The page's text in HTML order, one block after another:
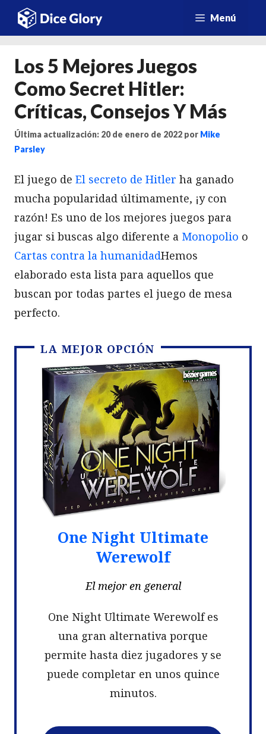
Saltar
Menú
Los 5 Mejores Juegos
Como Secret Hitler:
Críticas, Consejos Y Más
Última actualización: 20 de enero de 2022 por Mike
Parsley
El juego de El secreto de Hitler ha ganado
mucha popularidad últimamente, ¡y con
razón! Es uno de los mejores juegos para
jugar si buscas algo diferente a Monopolio o
Cartas contra la humanidadHemos
elaborado esta lista para aquellos que
buscan por todas partes el juego de mesa
perfecto.
LA MEJOR OPCIÓN
One Night Ultimate
Werewolf
El mejor en general
One Night Ultimate Werewolf es
una gran alternativa porque
permite hasta diez jugadores y se
puede completar en unos quince
minutos.